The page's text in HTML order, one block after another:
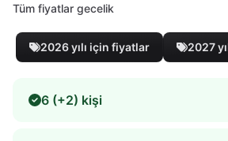
Tüm fiyatlar gecelik
2026 yılı için fiyatlar 2027
6 (+2) kişi